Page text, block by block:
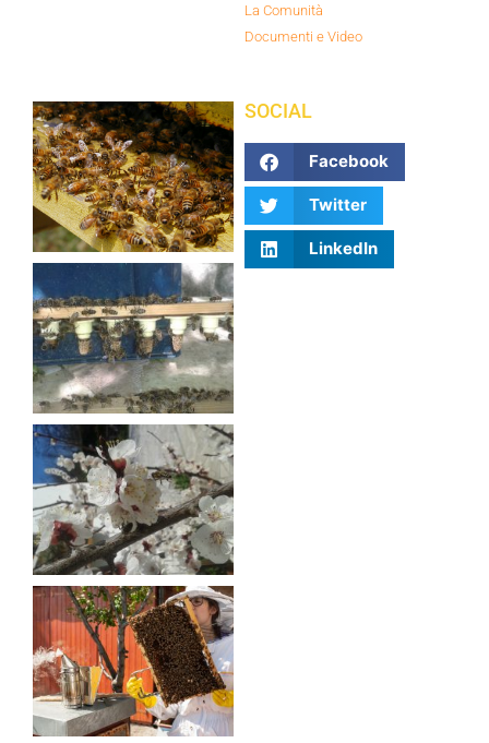
La Comunità
Documenti e Video
SOCIAL
Facebook
Twitter
LinkedIn